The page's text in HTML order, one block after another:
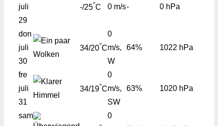
juli
29
-/25°C 0 m/s- 0 hPa
don
juli
30
34/20°C
0
m/s,
W
64% 1022 hPa
fre
juli
31
34/19°C
0
m/s,
SW
63% 1020 hPa
sam
0